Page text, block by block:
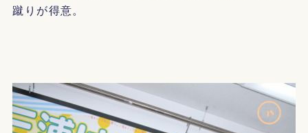
蹴りが得意。